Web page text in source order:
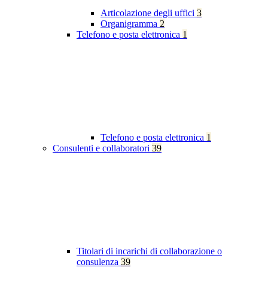
Articolazione degli uffici 3
Organigramma 2
Telefono e posta elettronica 1
Telefono e posta elettronica 1
Consulenti e collaboratori 39
Titolari di incarichi di collaborazione o
consulenza 39